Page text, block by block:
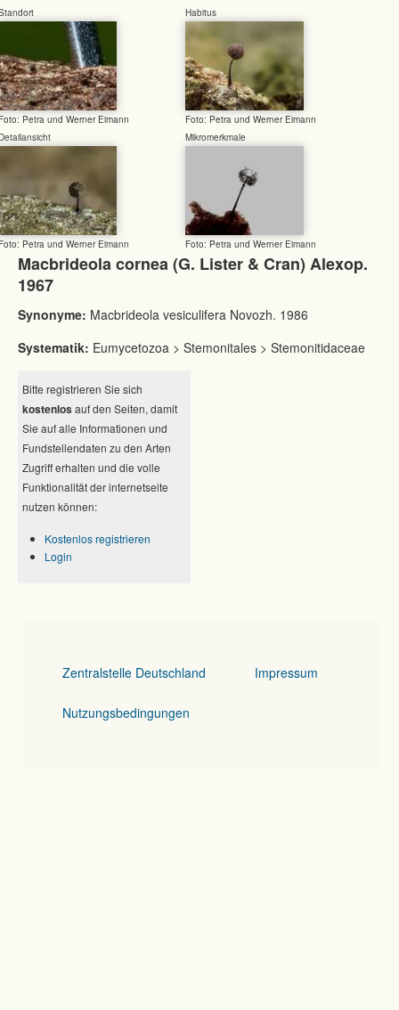
Petra und Werner Eimann
Habitus
Foto: Petra und Werner Eimann
Petra und Werner Eimann
Mikromerkmale
Foto: Petra und Werner Eimann
Macbrideola cornea (G. Lister & Cran) Alexop.
1967
Synonyme: Macbrideola vesiculifera Novozh. 1986
Systematik: Eumycetozoa > Stemonitales > Stemonitidaceae
Bitte registrieren Sie sich
kostenlos auf den Seiten, damit
Sie auf alle Informationen und
Fundstellendaten zu den Arten
Zugriff erhalten und die volle
Funktionalität der internetseite
nutzen können:
Kostenlos registrieren
Login
Zentralstelle Deutschland Impressum
Nutzungsbedingungen